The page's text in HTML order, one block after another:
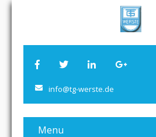
info@tg-werste.de
Menu